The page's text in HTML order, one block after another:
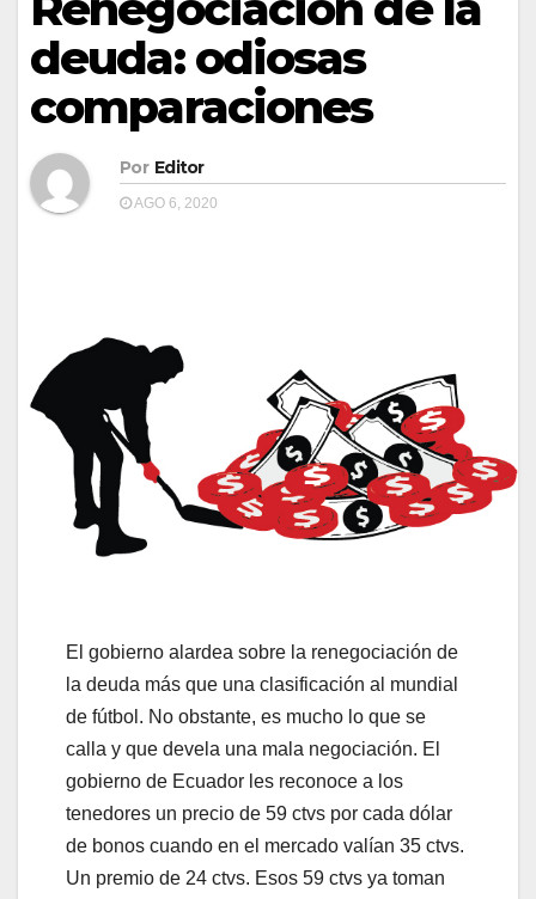
deuda: odiosas
comparaciones
Por Editor
AGO 6, 2020
El gobierno alardea sobre la renegociación de
la deuda más que una clasificación al mundial
de fútbol. No obstante, es mucho lo que se
calla y que devela una mala negociación. El
gobierno de Ecuador les reconoce a los
tenedores un precio de 59 ctvs por cada dólar
de bonos cuando en el mercado valían 35 ctvs.
Un premio de 24 ctvs. Esos 59 ctvs ya toman